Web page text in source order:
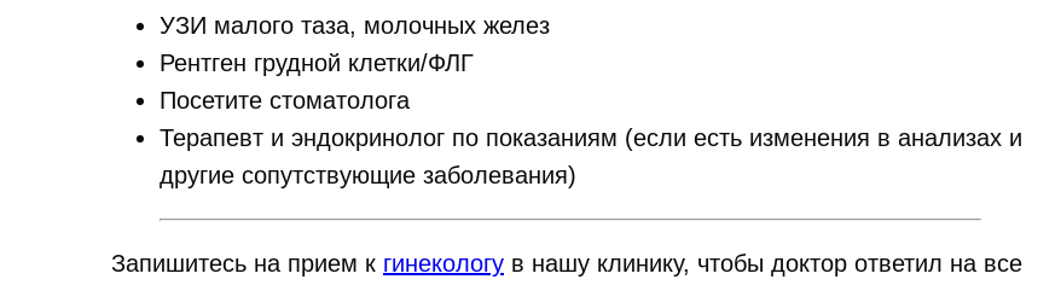
УЗИ малого таза, молочных желез
Рентген грудной клетки/ФЛГ
Посетите стоматолога
Терапевт и эндокринолог по показаниям (если есть изменения в анализах и
другие сопутствующие заболевания)
Запишитесь на прием к гинекологу в нашу клинику, чтобы доктор ответил на все